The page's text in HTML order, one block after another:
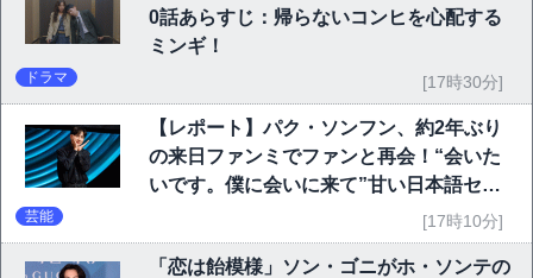
0話あらすじ：帰らないコンヒを心配する
ミンギ！
ドラマ [17時30分]
【レポート】パク・ソンフン、約2年ぶり
の来日ファンミでファンと再会！“会いた
いです。僕に会いに来て”甘い日本語セリ
芸能 [17時10分]
「恋は飴模様」ソン・ゴニがホ・ソンテの